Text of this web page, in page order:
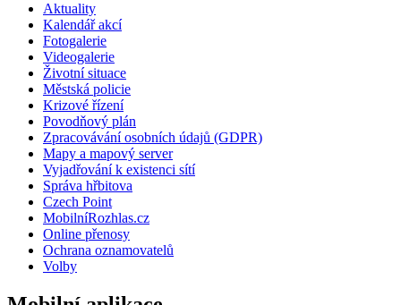
Aktuality
Kalendář akcí
Fotogalerie
Videogalerie
Životní situace
Městská policie
Krizové řízení
Povodňový plán
Zpracovávání osobních údajů (GDPR)
Mapy a mapový server
Vyjadřování k existenci sítí
Správa hřbitova
Czech Point
MobilníRozhlas.cz
Online přenosy
Ochrana oznamovatelů
Volby